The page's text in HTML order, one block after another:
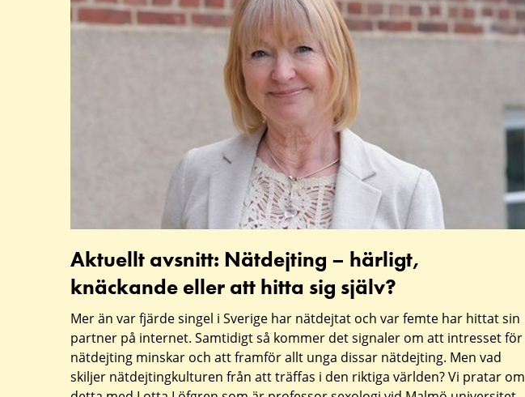
avsnitt:
sig
själv?
Aktuellt avsnitt: Nätdejting – härligt,
knäckande eller att hitta sig själv?
Mer än var fjärde singel i Sverige har nätdejtat och var femte har hittat sin
partner på internet. Samtidigt så kommer det signaler om att intresset för
nätdejting minskar och att framför allt unga dissar nätdejting. Men vad
skiljer nätdejtingkulturen från att träffas i den riktiga världen? Vi pratar om